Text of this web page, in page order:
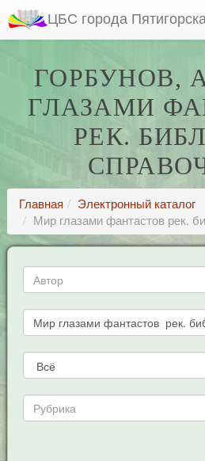
ЦБС города Пятигорска
ГОРБУНОВ,
ГЛАЗАМИ
РЕК.
Главная
Электронный каталог
Мир глазами фантастов рек.